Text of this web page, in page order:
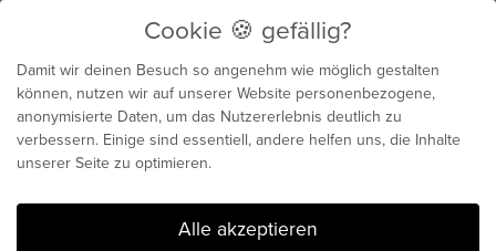
Biochemie für dein
genetisches Maximum
Cookie 🍪 gefällig?
Damit wir deinen Besuch so angenehm wie möglich gestalten
können, nutzen wir auf unserer Website personenbezogene,
anonymisierte Daten, um das Nutzererlebnis deutlich zu
verbessern. Einige sind essentiell, andere helfen uns, die Inhalte
unserer Seite zu optimieren.
Cookie 🍪 gefällig?
Alle akzeptieren